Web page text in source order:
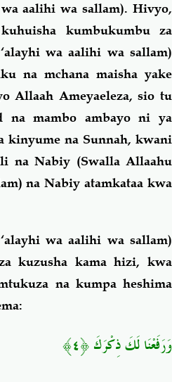
aalihi wa sallam). Hivyo,
kumbukumbu za
wa aalihi wa sallam)
na mchana maisha yake
Allaah Ameyaeleza, sio tu
mambo ambayo ni ya
kinyume na Sunnah, kwani
na Nabiy (Swalla Allaahu
na Nabiy atamkataa kwa
wa aalihi wa sallam)
kuzusha kama hizi, kwa
na kumpa heshima
وَرَفَعْنَا لَكَ ذِكْرَكَ ﴿٤﴾